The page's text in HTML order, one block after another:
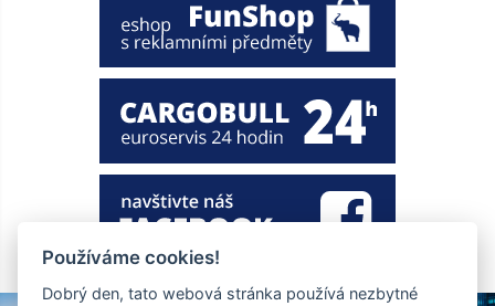
Používáme cookies!
Dobrý den, tato webová stránka používá nezbytné